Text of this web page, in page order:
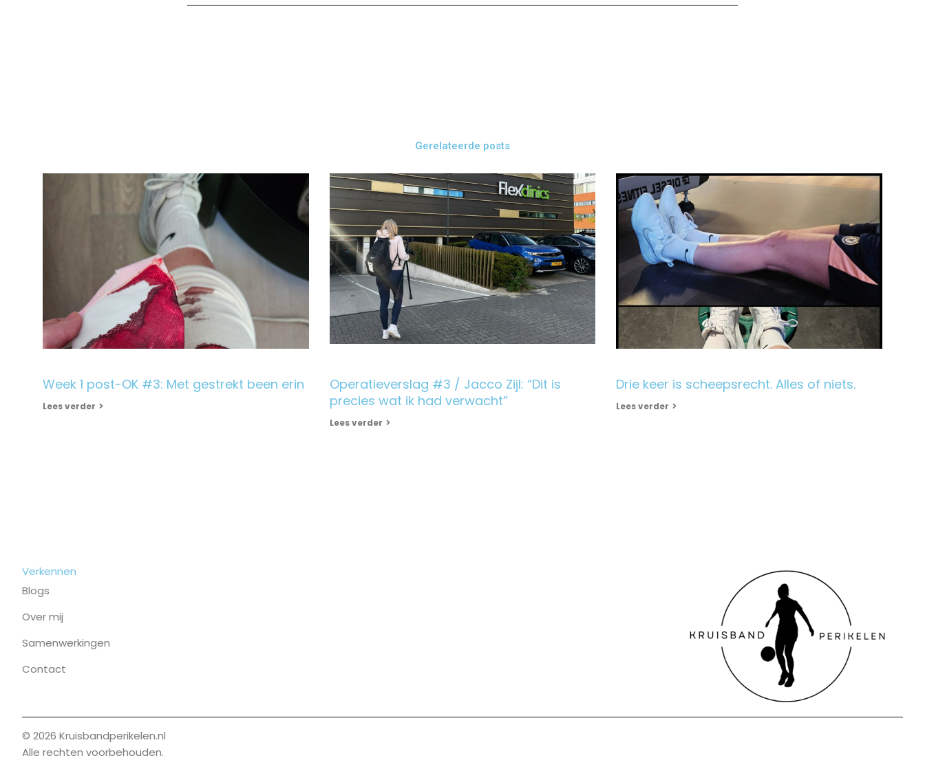
Gerelateerde posts
Week 1 post-OK #3: Met gestrekt been erin
Lees verder
Operatieverslag #3 / Jacco Zijl: “Dit is
precies wat ik had verwacht”
Lees verder
Drie keer is scheepsrecht. Alles of niets.
Lees verder
Verkennen
Blogs
Over mij
Samenwerkingen
Contact
© 2026 Kruisbandperikelen.nl
Alle rechten voorbehouden.